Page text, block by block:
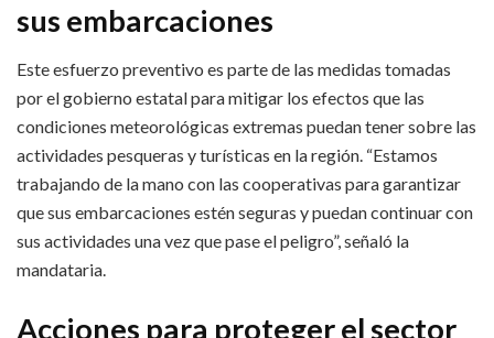
sus embarcaciones
Este esfuerzo preventivo es parte de las medidas tomadas
por el gobierno estatal para mitigar los efectos que las
condiciones meteorológicas extremas puedan tener sobre las
actividades pesqueras y turísticas en la región. “Estamos
trabajando de la mano con las cooperativas para garantizar
que sus embarcaciones estén seguras y puedan continuar con
sus actividades una vez que pase el peligro”, señaló la
mandataria.
Acciones para proteger el sector